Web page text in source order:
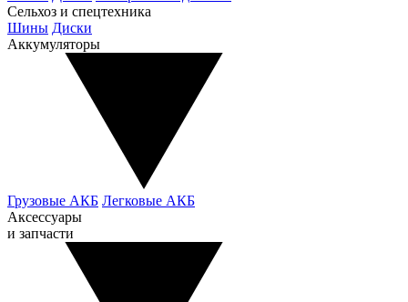
Сельхоз и спецтехника
Шины Диски
Аккумуляторы
Грузовые АКБ Легковые АКБ
Аксессуары
и запчасти